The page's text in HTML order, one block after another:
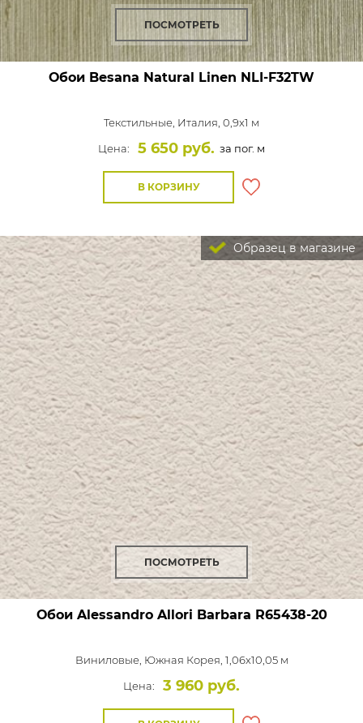
ПОСМОТРЕТЬ
Обои Besana Natural Linen NLI-F32TW
Текстильные, Италия, 0,9x1 м
Цена:
5 650 руб. за пог. м
В КОРЗИНУ
Образец в магазине
ПОСМОТРЕТЬ
Обои Alessandro Allori Barbara R65438-20
Виниловые, Южная Корея, 1,06x10,05 м
Цена:
3 960 руб.